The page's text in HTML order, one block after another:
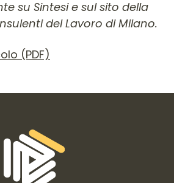
su Sintesi e sul sito della
del Lavoro di Milano.
(PDF)
di contatto e link